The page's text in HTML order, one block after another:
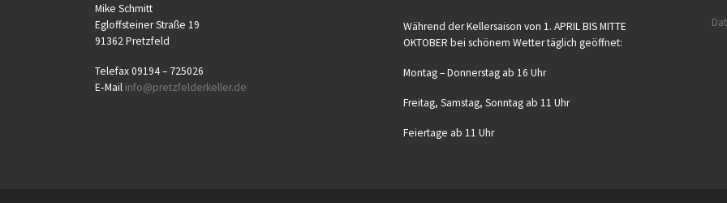
Mike Schmitt
Egloff­stei­ner Stra­ße 19
91362 Pretzfeld
Tele­fax 09194 – 725026
E‑Mail info@​pretzfelderkeller.​de
Wäh­rend der Kel­ler­sai­son von 1. APRIL BIS MITTE
OKTOBER bei schö­nem Wet­ter täg­lich geöffnet:
Mon­tag – Don­ners­tag ab 16 Uhr
Frei­tag, Sams­tag, Sonn­tag ab 11 Uhr
Fei­er­ta­ge ab 11 Uhr